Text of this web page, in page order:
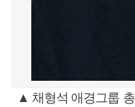
▲ 채형석 애경그룹